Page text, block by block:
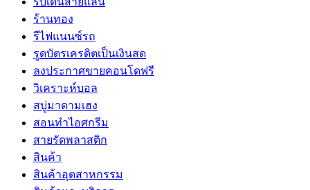
ร้านทอง
รีไฟแนนซ์รถ
รูดบัตรเครดิตเป็นเงินสด
ลงประกาศขายคอนโดฟรี
วิเคราะห์บอล
สบู่มาดามเฮง
สอนทำไอศกรีม
สายรัดพลาสติก
สินค้า
สินค้าอุตสาหกรรม